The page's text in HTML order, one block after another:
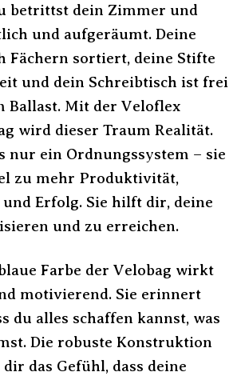
betrittst dein Zimmer und
und aufgeräumt. Deine
Fächern sortiert, deine Stifte
und dein Schreibtisch ist frei
Ballast. Mit der Veloflex
wird dieser Traum Realität.
nur ein Ordnungssystem – sie
zu mehr Produktivität,
Erfolg. Sie hilft dir, deine
und zu erreichen.
Farbe der Velobag wirkt
motivierend. Sie erinnert
du alles schaffen kannst, was
Die robuste Konstruktion
das Gefühl, dass deine